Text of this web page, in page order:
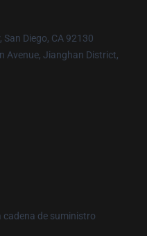
Diego, CA 92130
Avenue, Jianghan District,
cadena de suministro